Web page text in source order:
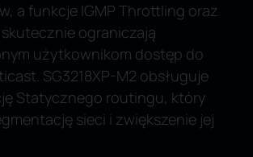
a funkcje IGMP Throttling oraz
skutecznie ograniczają
użytkownikom dostęp do
SG3218XP-M2 obsługuje
Statycznego routingu, który
sieci i zwiększenie jej